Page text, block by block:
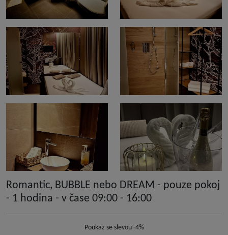
Romantic, BUBBLE nebo DREAM - pouze pokoj
- 1 hodina - v čase 09:00 - 16:00
Poukaz se slevou -4%